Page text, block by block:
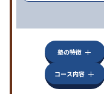
塾の特徴
コース内容